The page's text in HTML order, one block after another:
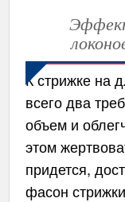
К стрижке на
всего два
объем и
этом
придется,
фасон